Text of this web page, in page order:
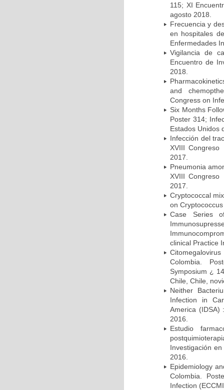
115; XI
agosto 2018.
Frecuencia y
en hospitales
Enfermedades
Vigilancia de
Encuentro de
2018.
and
Congress on
Six Months
Poster 314;
Estados Unidos
Infección del
XVIII
2017.
Pneumonia
XVIII
2017.
Cryptococcal
on
Case Series
clinical Practice
Colombia.
Symposium ¿
Chile, Chile,
Neither
Infection in
America (IDSA)
2016.
Estudio
Investigación
2016.
Epidemiology
Colombia.
Infection